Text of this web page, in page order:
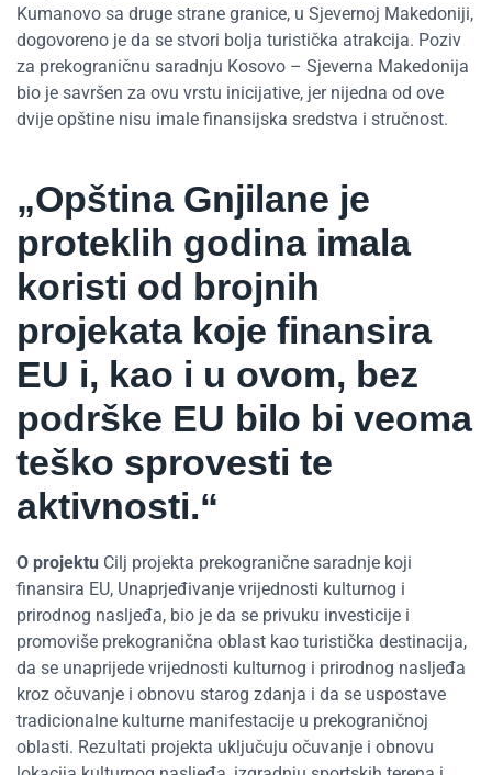
Kumanovo sa druge strane granice, u Sjevernoj Makedoniji,
dogovoreno je da se stvori bolja turistička atrakcija. Poziv
za prekograničnu saradnju Kosovo – Sjeverna Makedonija
bio je savršen za ovu vrstu inicijative, jer nijedna od ove
dvije opštine nisu imale finansijska sredstva i stručnost.
„Opština Gnjilane je
proteklih godina imala
koristi od brojnih
projekata koje finansira
EU i, kao i u ovom, bez
podrške EU bilo bi veoma
teško sprovesti te
aktivnosti.“
O projektu Cilj projekta prekogranične saradnje koji
finansira EU, Unaprjeđivanje vrijednosti kulturnog i
prirodnog nasljeđa, bio je da se privuku investicije i
promoviše prekogranična oblast kao turistička destinacija,
da se unaprijede vrijednosti kulturnog i prirodnog nasljeđa
kroz očuvanje i obnovu starog zdanja i da se uspostave
tradicionalne kulturne manifestacije u prekograničnoj
oblasti. Rezultati projekta uključuju očuvanje i obnovu